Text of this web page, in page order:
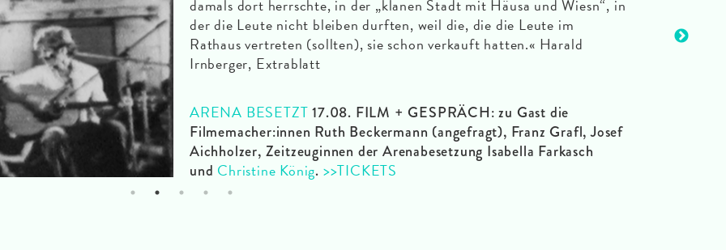
damals dort herrschte, in der „klanen Stadt mit Häusa und Wiesn“, in
der die Leute nicht bleiben durften, weil die, die die Leute im
Rathaus vertreten (sollten), sie schon verkauft hatten.« Harald
Irnberger, Extrablatt
ARENA BESETZT17.08. FILM + GESPRÄCH: zu Gast die
Filmemacher:innen Ruth Beckermann (angefragt), Franz Grafl, Josef
Aichholzer, Zeitzeuginnen der Arenabesetzung Isabella Farkasch
und Christine König. >>TICKETS
1 2 3 4 5